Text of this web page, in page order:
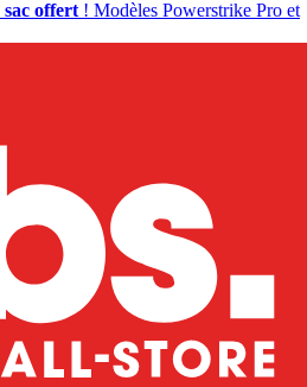
sac offert ! Modèles Powerstrike Pro et